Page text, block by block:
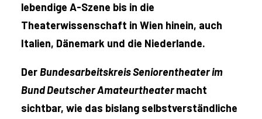
lebendige A-Szene bis in die
Theaterwissenschaft in Wien hinein, auch
Italien, Dänemark und die Niederlande.
DerBundesarbeitskreis Seniorentheater im
Bund Deutscher Amateurtheatermacht
sichtbar, wie das bislang selbstverständliche